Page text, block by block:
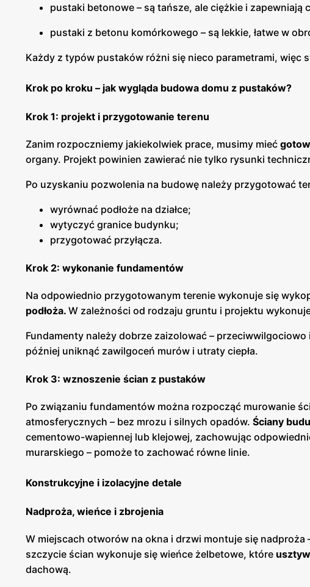
pustaki betonowe – są tańsze, ale ciężkie i zapewniają
pustaki z betonu komórkowego – są lekkie, łatwe w
Każdy z typów pustaków różni się nieco parametrami,
Krok po kroku – jak wygląda budowa domu z pustaków?
Krok 1: projekt i przygotowanie terenu
Zanim rozpoczniemy jakiekolwiek prace, musimy mieć
organy. Projekt powinien zawierać nie tylko rysunki
Po uzyskaniu pozwolenia na budowę należy przygotować
wyrównać podłoże na działce;
wytyczyć granice budynku;
przygotować przyłącza.
Krok 2: wykonanie fundamentów
Na odpowiednio przygotowanym terenie wykonuje się
podłoża. W zależności od rodzaju gruntu i projektu
Fundamenty należy dobrze zaizolować –
później uniknąć zawilgoceń murów i utraty ciepła.
Krok 3: wznoszenie ścian z pustaków
Po związaniu fundamentów można rozpocząć murowanie
atmosferycznych – bez mrozu i silnych opadów. Ściany
cementowo-wapiennej lub klejowej, zachowując
murarskiego – pomoże to zachować równe linie.
Konstrukcyjne i izolacyjne detale
Nadproża, wieńce i zbrojenia
W miejscach otworów na okna i drzwi montuje się
szczycie ścian wykonuje się wieńce żelbetowe, które
dachową.